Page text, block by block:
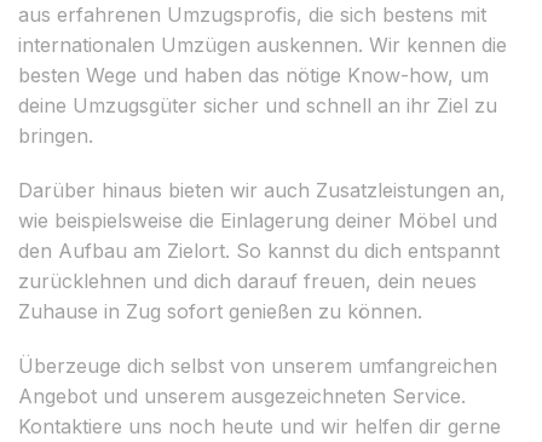
aus erfahrenen Umzugsprofis, die sich bestens mit
internationalen Umzügen auskennen. Wir kennen die
besten Wege und haben das nötige Know-how, um
deine Umzugsgüter sicher und schnell an ihr Ziel zu
bringen.
Darüber hinaus bieten wir auch Zusatzleistungen an,
wie beispielsweise die Einlagerung deiner Möbel und
den Aufbau am Zielort. So kannst du dich entspannt
zurücklehnen und dich darauf freuen, dein neues
Zuhause in Zug sofort genießen zu können.
Überzeuge dich selbst von unserem umfangreichen
Angebot und unserem ausgezeichneten Service.
Kontaktiere uns noch heute und wir helfen dir gerne